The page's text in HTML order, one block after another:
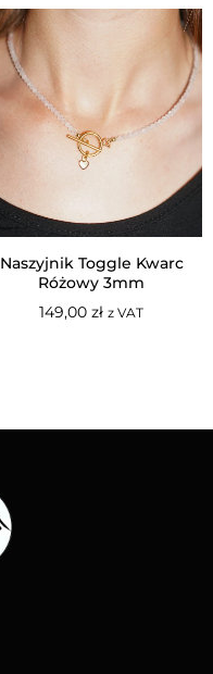
Naszyjnik Toggle Kwarc
Różowy 3mm
149,00 zł z VAT